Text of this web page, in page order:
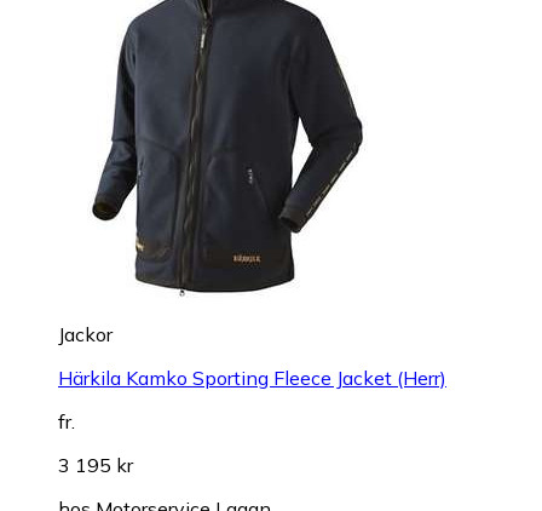
Jackor
Härkila Kamko Sporting Fleece Jacket (Herr)
fr.
3 195 kr